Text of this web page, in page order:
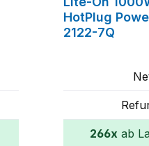
HotPlug
2122-7Q
266x ab